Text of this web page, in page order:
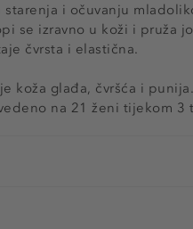
starenja i očuvanju
se izravno u koži i pruža
čvrsta i elastična.
koža glađa, čvršća i punija.
na 21 ženi tijekom 3